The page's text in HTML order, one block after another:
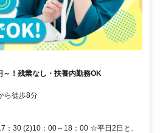
！残業なし・扶養内勤務OK
ら徒歩8分
：30 (2)10：00～18：00 ☆平日2日と、